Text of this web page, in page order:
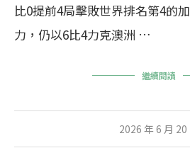
比0提前4局擊敗世界排名第4的
力，仍以6比4力克澳洲 …
繼續閱讀
2026 年 6 月 20